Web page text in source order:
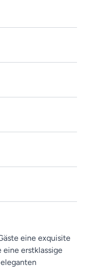
eine exquisite
eine erstklassige